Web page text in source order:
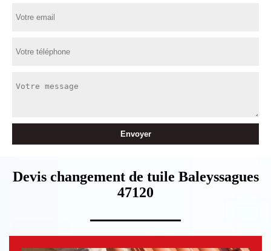
Devis changement de tuile Baleyssagues
47120